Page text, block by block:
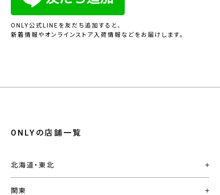
ONLY公式LINEを友だち追加すると、
新着情報やオンラインストア入荷情報などをお届けします。
ONLYの店舗一覧
北海道・東北
関東